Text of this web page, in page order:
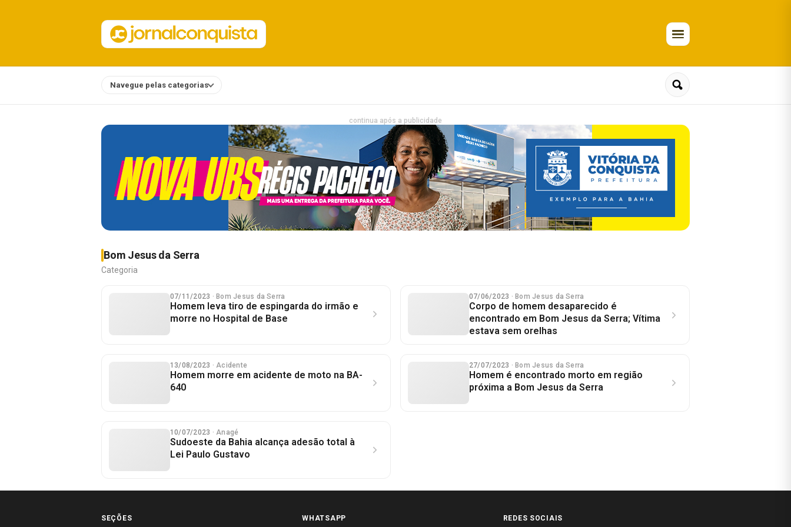
Navegue pelas categorias
continua após a publicidade
Bom Jesus da Serra
Categoria
07/11/2023 · Bom Jesus da Serra
Homem leva tiro de espingarda do irmão e
morre no Hospital de Base
07/06/2023 · Bom Jesus da Serra
Corpo de homem desaparecido é
encontrado em Bom Jesus da Serra; Vítima
estava sem orelhas
13/08/2023 · Acidente
Homem morre em acidente de moto na BA-
640
27/07/2023 · Bom Jesus da Serra
Homem é encontrado morto em região
próxima a Bom Jesus da Serra
10/07/2023 · Anagé
Sudoeste da Bahia alcança adesão total à
Lei Paulo Gustavo
SEÇÕES WHATSAPP REDES SOCIAIS